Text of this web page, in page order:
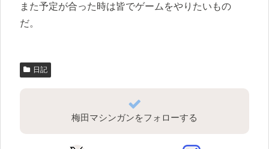
また予定が合った時は皆でゲームをやりたいもの
だ。
日記
梅田マシンガンをフォローする